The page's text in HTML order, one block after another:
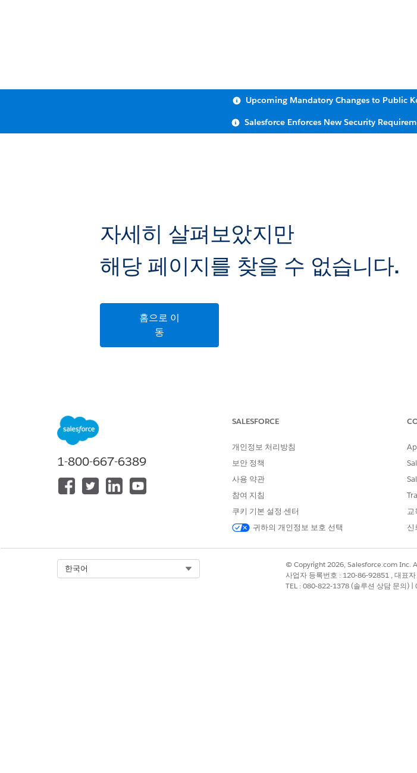
Upcoming Mandatory Changes to Public
Salesforce Enforces New Security
자세히 살펴보았지만
해당 페이지를 찾을 수 없습니다.
홈으로 이
동
1-800-667-6389
SALESFORCE
개인정보 처리방침
보안 정책
사용 약관
참여 지침
쿠키 기본 설정 센터
귀하의 개인정보 보호 선택
교
신
한국어
© Copyright 2026, Salesforce.com Inc.
사업자 등록번호 : 120-86-92851 , 대표
TEL : 080-822-1378 (솔루션 상담 문의)